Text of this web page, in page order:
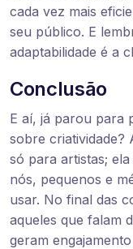
cada vez mais
seu público. E
adaptabilidade é a
Conclusão
E aí, já parou para
sobre criatividade?
só para artistas;
nós, pequenos e
usar. No final das
aqueles que falam
geram